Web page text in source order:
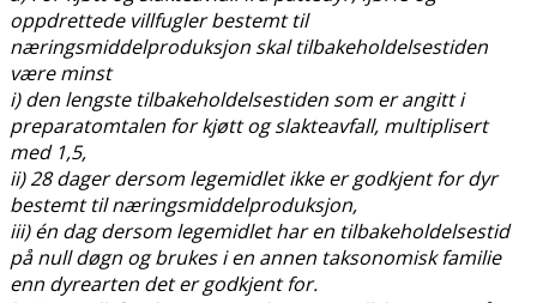
oppdrettede villfugler bestemt til
næringsmiddelproduksjon skal tilbakeholdelsestiden
være minst
i) den lengste tilbakeholdelsestiden som er angitt i
preparatomtalen for kjøtt og slakteavfall, multiplisert
med 1,5,
ii) 28 dager dersom legemidlet ikke er godkjent for dyr
bestemt til næringsmiddelproduksjon,
iii) én dag dersom legemidlet har en tilbakeholdelsestid
på null døgn og brukes i en annen taksonomisk familie
enn dyrearten det er godkjent for.